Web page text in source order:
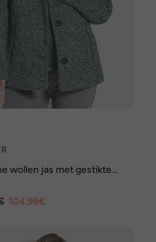
wollen jas met gestikte
104,99€